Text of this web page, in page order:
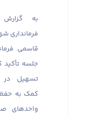
به
فرمانداری
قاسمی
جلسه تأکید
تسهیل در
کمک به حفظ
واحدهای